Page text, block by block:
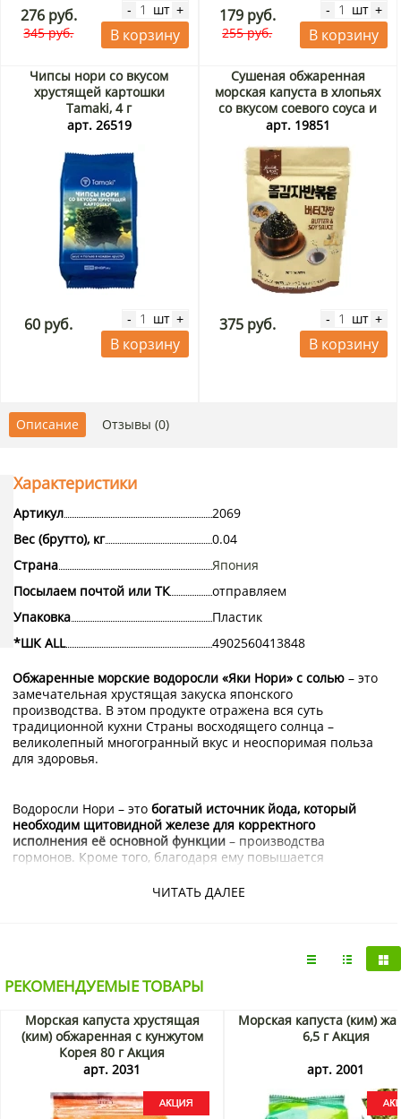
276 руб.
345 руб.
- шт +
В корзину
179 руб.
255 руб.
- шт +
В корзину
Чипсы нори со вкусом
хрустящей картошки
Tamaki, 4 г
арт. 26519
60 руб. - шт +
В корзину
Сушеная обжаренная
морская капуста в хлопьях
со вкусом соевого соуса и
сливочного масла Семья
family, Корея, 40 г
арт. 19851
375 руб. - шт +
В корзину
Описание Отзывы (0)
ЧИТАТЬ ДАЛЕЕ
Характеристики
Артикул
2069
Вес (брутто), кг
0.04
Страна
Япония
Посылаем почтой или ТК
отправляем
Упаковка
Пластик
*ШК ALL
4902560413848
Обжаренные морские водоросли «Яки Нори» с солью – это
замечательная хрустящая закуска японского
производства. В этом продукте отражена вся суть
традиционной кухни Страны восходящего солнца –
великолепный многогранный вкус и неоспоримая польза
для здоровья.
Водоросли Нори – это богатый источник йода, который
необходим щитовидной железе для корректного
исполнения её основной функции – производства
гормонов. Кроме того, благодаря ему повышается
часть массы водорослей, способствуют правильному
Именно поэтому Нори являются диетическим продуктом,
Купить обжаренные морские водоросли «Яки Нори» с
солью можно в интернет-магазине
. Доставка
пределах Москвы и Московской области.
РЕКОМЕНДУЕМЫЕ ТОВАРЫ
Морская капуста хрустящая
(ким) обжаренная с кунжутом
Корея 80 г Акция
арт. 2031
Морская капуста (ким)
6,5 г Акция
арт. 2001